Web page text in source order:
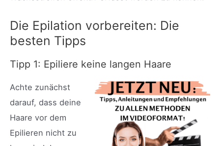
Die Epilation vorbereiten: Die
besten Tipps
Tipp 1: Epiliere keine langen Haare
Achte zunächst
darauf, dass deine
Haare vor dem
Epilieren nicht zu